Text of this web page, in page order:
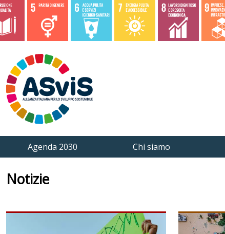
Agenda 2030 Chi siamo
Notizie